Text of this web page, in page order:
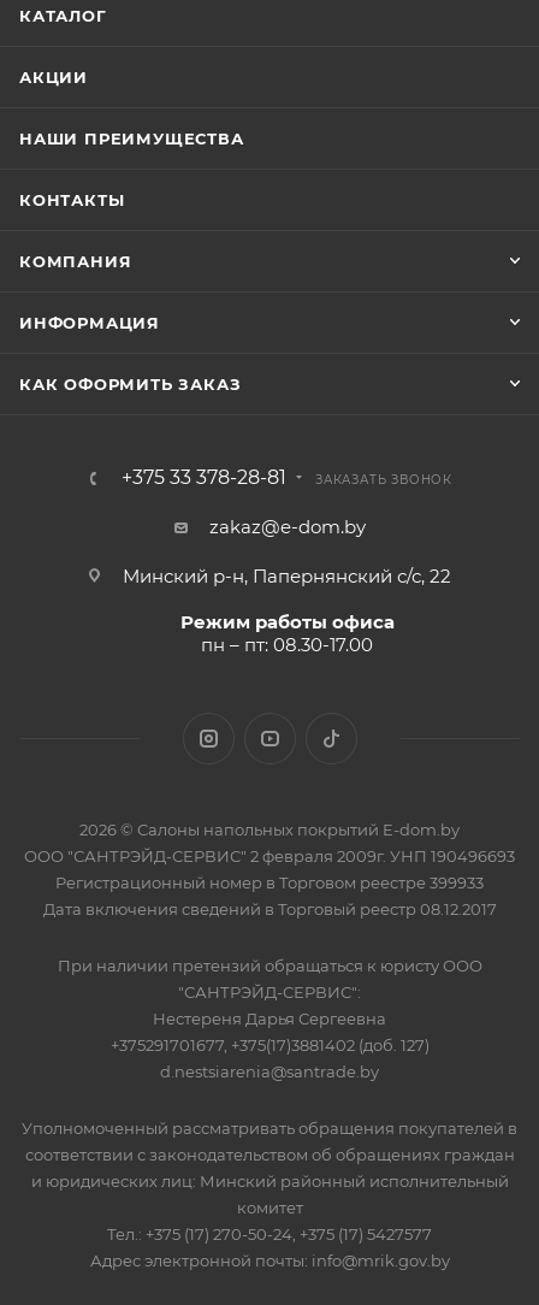
КАТАЛОГ
АКЦИИ
НАШИ ПРЕИМУЩЕСТВА
КОНТАКТЫ
КОМПАНИЯ
ИНФОРМАЦИЯ
КАК ОФОРМИТЬ ЗАКАЗ
+375 33 378-28-81 ЗАКАЗАТЬ ЗВОНОК
zakaz@e-dom.by
Минский р-н, Папернянский с/с, 22
Режим работы офиса
пн – пт: 08.30-17.00
2026 © Салоны напольных покрытий E-dom.by
ООО "САНТРЭЙД-СЕРВИС" 2 февраля 2009г. УНП 190496693
Регистрационный номер в Торговом реестре 399933
Дата включения сведений в Торговый реестр 08.12.2017
При наличии претензий обращаться к юристу ООО
"САНТРЭЙД-СЕРВИС":
Нестереня Дарья Сергеевна
+375291701677, +375(17)3881402 (доб. 127)
d.nestsiarenia@santrade.by
Уполномоченный рассматривать обращения покупателей в
соответствии с законодательством об обращениях граждан
и юридических лиц: Минский районный исполнительный
комитет
Тел.: +375 (17) 270-50-24, +375 (17) 5427577
Адрес электронной почты: info@mrik.gov.by